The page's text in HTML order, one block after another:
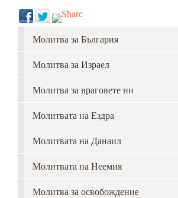
Молитва за България
Молитва за Израел
Молитва за враговете ни
Молитвата на Ездра
Молитвата на Данаил
Молитвата на Неемия
Молитва за освобождение